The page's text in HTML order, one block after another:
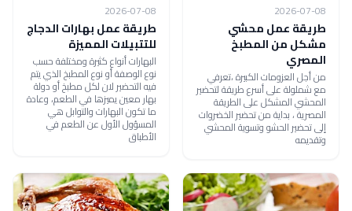
2026-07-08
طريقة عمل محشي
مشكل من المطبخ
المصري
من أجل العزومات الكبيرة ،تعرفي
مع شملولة على أسرع طريقة لتحضير
المحشي المشكل على الطريقة
المصرية ، بداية من تحضير الخضروات
إلى تحضير الحشو وتسوية المحشي
وتقديمه
2026-07-08
طريقة عمل بهارات الدجاج
للتتبيلات المميزة
البهارات أنواع كثيرة ومختلفة حسب
نوع الوصفة أو نوع المطبخ الذي يتم
فيه التحضير لان لكل مطبخ أو دولة
بهار معين يميزها في الطعم، وعادة
ما تكون البهارات والتوابل هي
المسؤول الأول عن الطعم في
الأطباق